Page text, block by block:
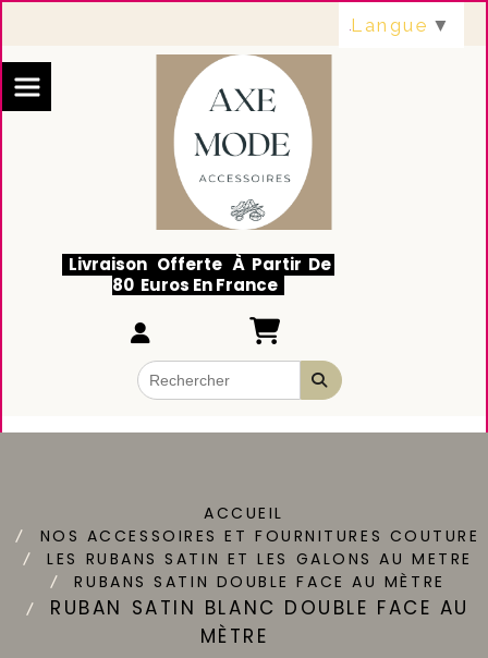
Livraison Offerte À Partir De
80 Euros En France
ACCUEIL
NOS ACCESSOIRES ET FOURNITURES COUTURE
LES RUBANS SATIN ET LES GALONS AU METRE
RUBANS SATIN DOUBLE FACE AU MÈTRE
RUBAN SATIN BLANC DOUBLE FACE AU
MÈTRE
Langue ▼
Panneau de gestion des cookies